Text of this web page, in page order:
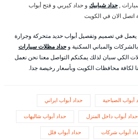
, حداد شبابيك و حداد كيربي و فتح أبواب
اتصل الان في الكويت
يعمل في تصميم وتفصيل أبواب حديد متحركة وجرارة
والمباني السكنية و حداد مظلات سيارات
الكي سبان لذلك يمكنكم التواصل معنا نحن نعمل
أبواب الصباحية حداد أبواب ايراني
حداد أبواب داخل المنزل حداد أبواب شاليهات
أبواب شركات حداد أبواب فلل